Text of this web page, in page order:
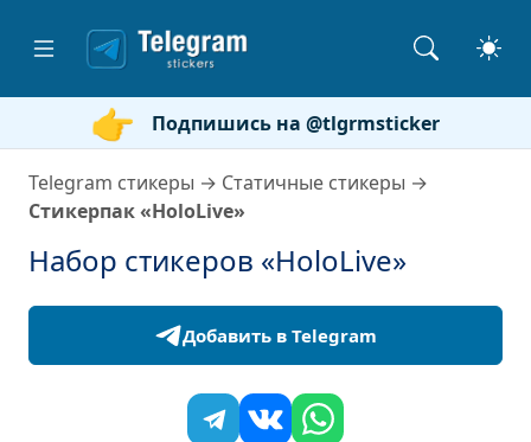
Подпишись на @tlgrmsticker
Telegram стикеры → Статичные стикеры →
Стикерпак «HoloLive»
Набор стикеров «HoloLive»
Добавить в Telegram